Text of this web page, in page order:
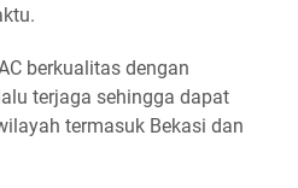
berkualitas dengan
terjaga sehingga dapat
termasuk Bekasi dan